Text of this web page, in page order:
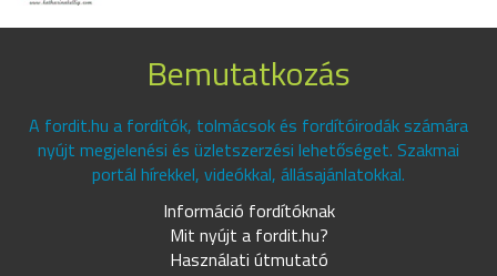
Bemutatkozás
A fordit.hu a fordítók, tolmácsok és fordítóirodák számára
nyújt megjelenési és üzletszerzési lehetőséget. Szakmai
portál hírekkel, videókkal, állásajánlatokkal.
Információ fordítóknak
Mit nyújt a fordit.hu?
Használati útmutató